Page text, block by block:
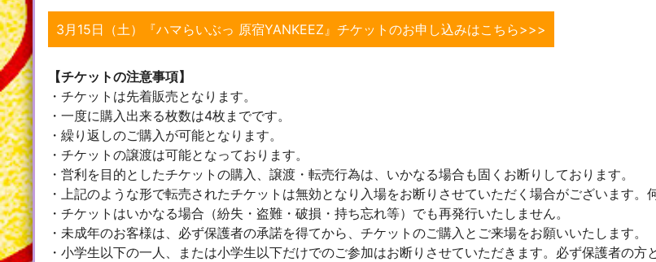
3月15日（土）『ハマらいぶっ 原宿YANKEEZ』チケットのお申し込みはこちら>>>
【チケットの注意事項】
・チケットは先着販売となります。
・一度に購入出来る枚数は4枚までです。
・繰り返しのご購入が可能となります。
・チケットの譲渡は可能となっております。
・営利を目的としたチケットの購入、譲渡・転売行為は、いかなる場合も固くお断りしております。
・上記のような形で転売されたチケットは無効となり入場をお断りさせていただく場合がございます。
・チケットはいかなる場合（紛失・盗難・破損・持ち忘れ等）でも再発行いたしません。
・未成年のお客様は、必ず保護者の承諾を得てから、チケットのご購入とご来場をお願いいたします。
・小学生以下の一人、または小学生以下だけでのご参加はお断りさせていただきます。必ず保護者の